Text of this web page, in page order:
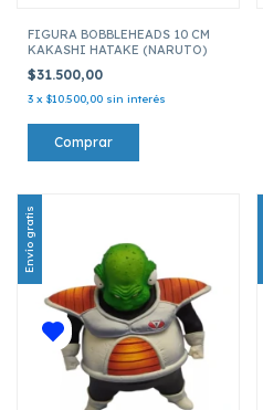
FIGURA BOBBLEHEADS 10 CM
KAKASHI HATAKE (NARUTO)
$31.500,00
3 x $10.500,00 sin interés
Envío gratis